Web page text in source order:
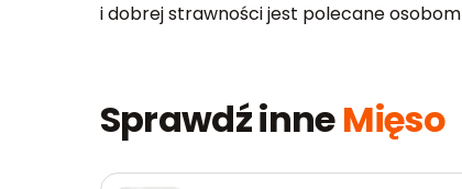
i dobrej strawności jest polecane
Sprawdź inneMięso